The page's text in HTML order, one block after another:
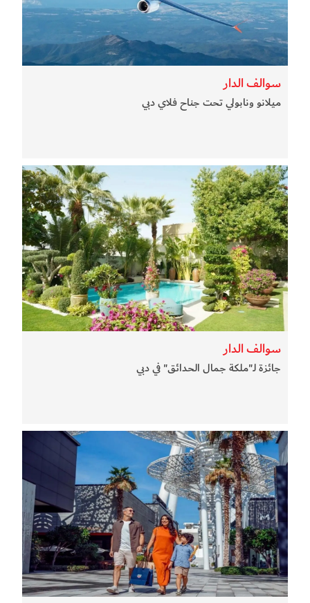
سوالف الدار
ميلانو ونابولي تحت جناح فلاي دبي
سوالف الدار
جائزة لـ"ملكة جمال الحدائق" في دبي